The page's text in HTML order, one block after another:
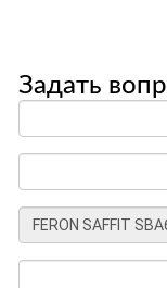
Задать